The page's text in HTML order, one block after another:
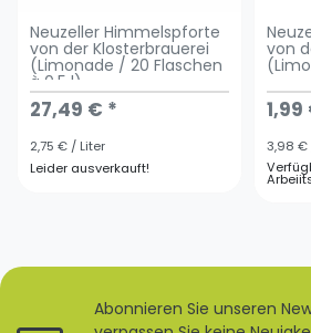
Neuzeller Himmelspforte
von der Klosterbrauerei
(Limonade / 20 Flaschen
à 0,5 l)
27,49 € *
2,75 € / Liter
Leider ausverkauft!
von
3,98 €
Abonnieren Sie unseren